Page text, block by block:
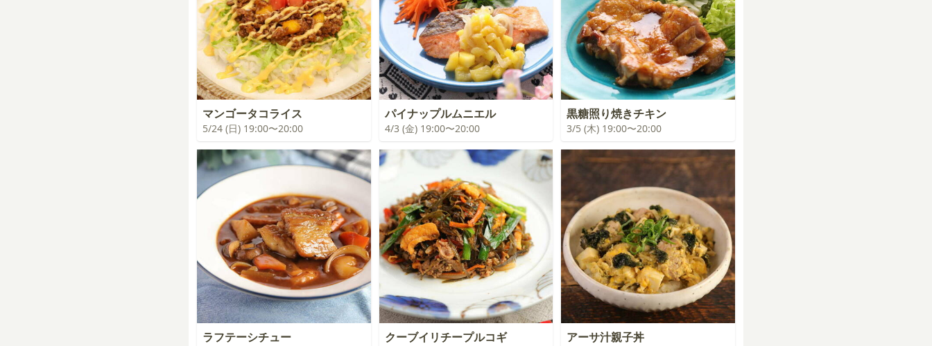
マンゴータコライス
5/24 (日) 19:00〜20:00
パイナップルムニエル
4/3 (金) 19:00〜20:00
黒糖照り焼きチキン
3/5 (木) 19:00〜20:00
ラフテーシチュー クーブイリチープルコギ アーサ汁親子丼